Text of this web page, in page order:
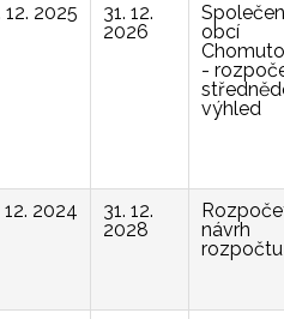
12. 2025
31. 12.
2026
obcí
-
výhled
12. 2024
31. 12.
2028
návrh
rozpočtu